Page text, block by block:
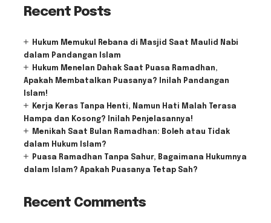
Recent Posts
Hukum Memukul Rebana di Masjid Saat Maulid Nabi
dalam Pandangan Islam
Hukum Menelan Dahak Saat Puasa Ramadhan,
Apakah Membatalkan Puasanya? Inilah Pandangan
Islam!
Kerja Keras Tanpa Henti, Namun Hati Malah Terasa
Hampa dan Kosong? Inilah Penjelasannya!
Menikah Saat Bulan Ramadhan: Boleh atau Tidak
dalam Hukum Islam?
Puasa Ramadhan Tanpa Sahur, Bagaimana Hukumnya
dalam Islam? Apakah Puasanya Tetap Sah?
Recent Comments